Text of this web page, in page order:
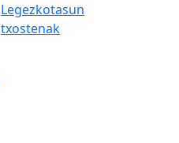
Legezkotasun
txostenak